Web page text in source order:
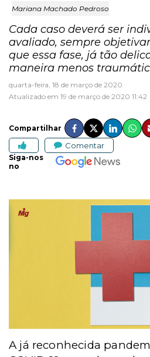
Mariana Machado Pedroso
Cada caso deverá ser
avaliado, sempre
que essa fase, já tão
maneira menos
quarta-feira, 18 de março de 2020
Atualizado em 19 de março de 2020 11:42
Compartilhar
Comentar
Siga-nos
no
A já reconhecida